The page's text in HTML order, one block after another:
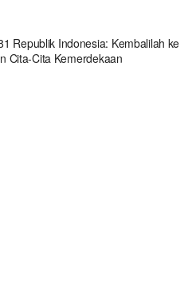
Republik Indonesia: Kembalilah ke
Cita-Cita Kemerdekaan